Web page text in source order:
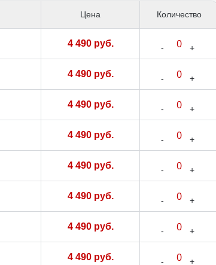
Цена Количество
4 490 руб.
4 490 руб.
4 490 руб.
4 490 руб.
4 490 руб.
4 490 руб.
4 490 руб.
4 490 руб.